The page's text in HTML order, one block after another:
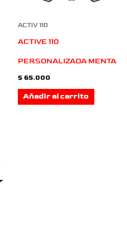
ACTIV 110
ACTIVE 110
PERSONALIZADA MENTA
$ 65.000
Añadir al carrito